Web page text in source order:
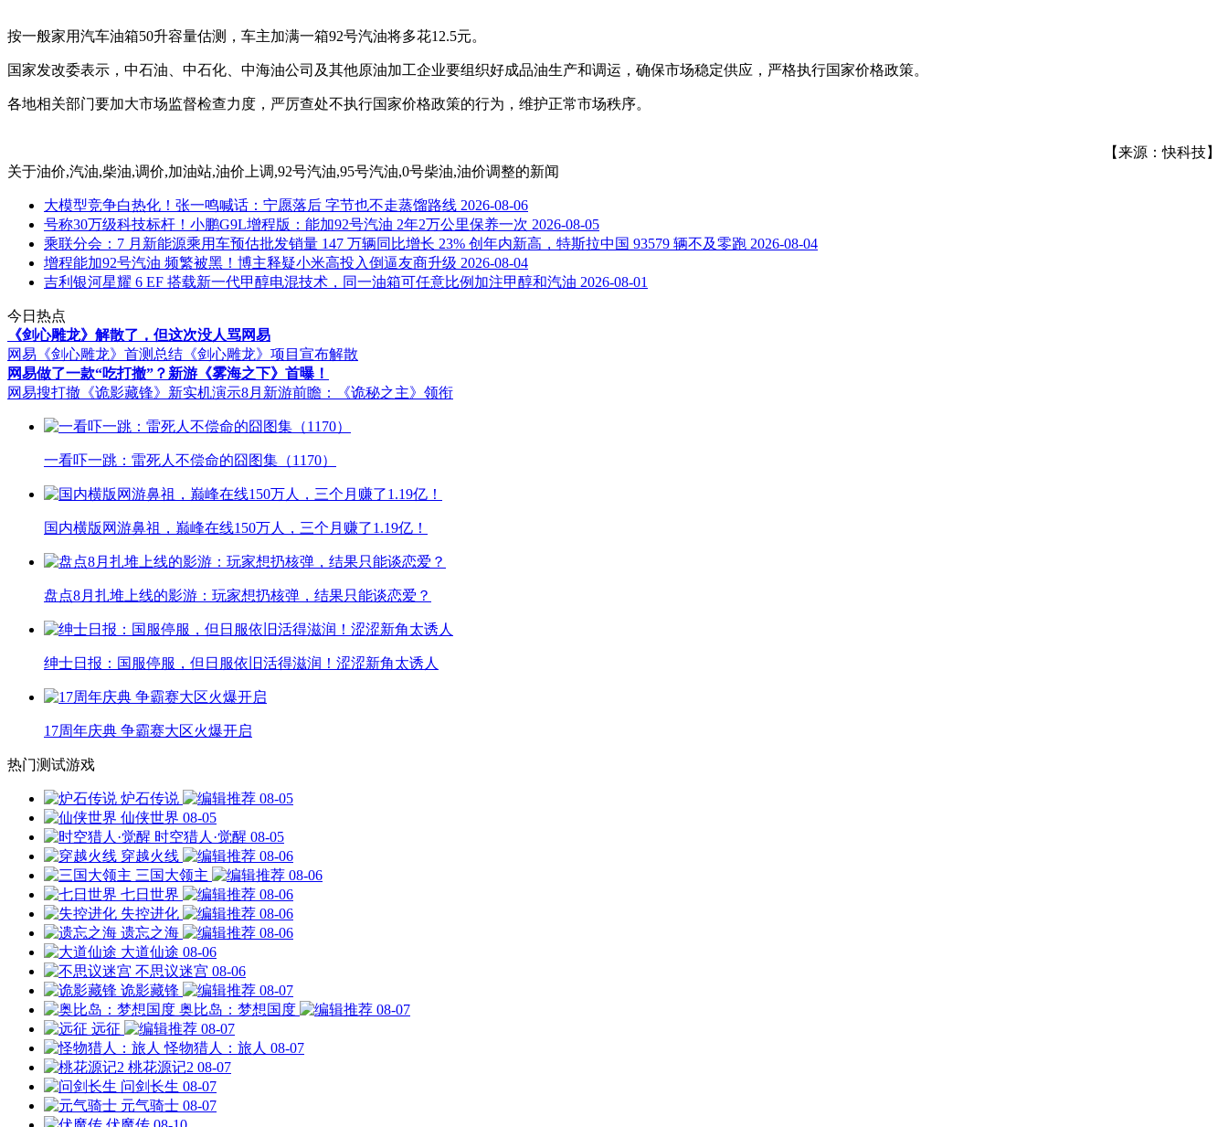
按一般家用汽车油箱50升容量估测，车主加满一箱92号汽油将多花12.5元。
国家发改委表示，中石油、中石化、中海油公司及其他原油加工企业要组织好成品油生产和调运，确保市场稳定供应，严格执行国家价格政策。
各地相关部门要加大市场监督检查力度，严厉查处不执行国家价格政策的行为，维护正常市场秩序。
【来源：快科技】
关于油价,汽油,柴油,调价,加油站,油价上调,92号汽油,95号汽油,0号柴油,油价调整的新闻
大模型竞争白热化！张一鸣喊话：宁愿落后 字节也不走蒸馏路线 2026-08-06
号称30万级科技标杆！小鹏G9L增程版：能加92号汽油 2年2万公里保养一次 2026-08-05
乘联分会：7 月新能源乘用车预估批发销量 147 万辆同比增长 23% 创年内新高，特斯拉中国 93579 辆不及零跑 2026-08-04
增程能加92号汽油 频繁被黑！博主释疑小米高投入倒逼友商升级 2026-08-04
吉利银河星耀 6 EF 搭载新一代甲醇电混技术，同一油箱可任意比例加注甲醇和汽油 2026-08-01
今日热点
《剑心雕龙》解散了，但这次没人骂网易
网易《剑心雕龙》首测总结 《剑心雕龙》项目宣布解散
网易做了一款“吃打撤”？新游《雾海之下》首曝！
网易搜打撤《诡影藏锋》新实机演示8月新游前瞻：《诡秘之主》领衔
一看吓一跳：雷死人不偿命的囧图集（1170）
国内横版网游鼻祖，巅峰在线150万人，三个月赚了1.19亿！
盘点8月扎堆上线的影游：玩家想扔核弹，结果只能谈恋爱？
绅士日报：国服停服，但日服依旧活得滋润！涩涩新角太诱人
17周年庆典 争霸赛大区火爆开启
热门测试游戏
炉石传说
08-05
仙侠世界 08-05
时空猎人·觉醒 08-05
穿越火线
08-06
三国大领主
08-06
七日世界
08-06
失控进化
08-06
遗忘之海
08-06
大道仙途 08-06
不思议迷宫 08-06
诡影藏锋
08-07
奥比岛：梦想国度
08-07
远征
08-07
怪物猎人：旅人 08-07
桃花源记2 08-07
问剑长生 08-07
元气骑士 08-07